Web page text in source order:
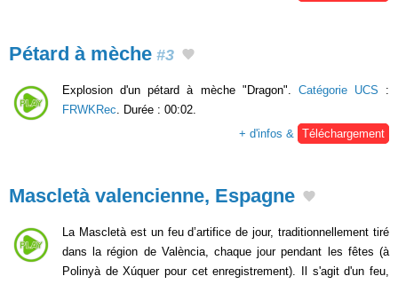
Pétard à mèche #3
Explosion d'un pétard à mèche "Dragon". Catégorie UCS :
FRWKRec . Durée : 00:02.
+ d'infos &
Téléchargement
Mascletà valencienne, Espagne
La Mascletà est un feu d’artifice de jour, traditionnellement tiré
dans la région de València, chaque jour pendant les fêtes (à
Polinyà de Xúquer pour cet enregistrement). Il s'agit d'un feu,